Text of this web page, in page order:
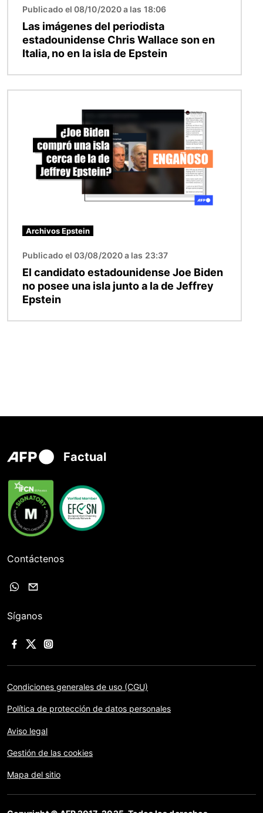
Publicado el 08/10/2020 a las 18:06
Las imágenes del periodista
estadounidense Chris Wallace son en
Italia, no en la isla de Epstein
Archivos Epstein
Publicado el 03/08/2020 a las 23:37
El candidato estadounidense Joe Biden
no posee una isla junto a la de Jeffrey
Epstein
Factual
Contáctenos
Síganos
Condiciones generales de uso (CGU)
Política de protección de datos personales
Aviso legal
Gestión de las cookies
Mapa del sitio